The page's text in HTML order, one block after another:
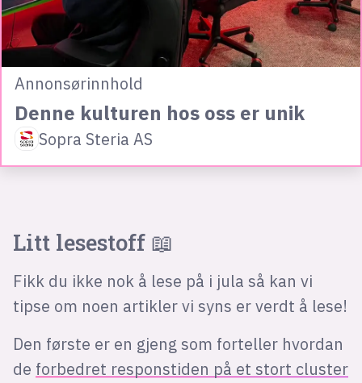
Annonsørinnhold
Denne kulturen hos oss er unik
Sopra Steria AS
Litt lesestoff 📖
Fikk du ikke nok å lese på i jula så kan vi
tipse om noen artikler vi syns er verdt å lese!
Den første er en gjeng som forteller hvordan
de forbedret responstiden på et stort cluster